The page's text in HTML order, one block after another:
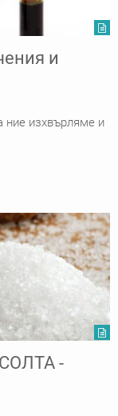
и
ние из­хвърляме и
-